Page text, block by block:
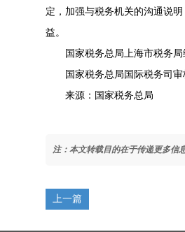
定，加强与税务机关的沟通说
益。
国家税务总局上海市税务局
国家税务总局国际税务司审
来源：国家税务总局
注：本文转载目的在于传递更多信
上一篇